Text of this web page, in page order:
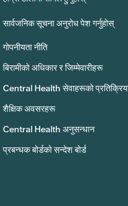
सार्वजनिक सूचना अनुरोध पेश गर्नुहोस्
गोपनीयता नीति
बिरामीको अधिकार र जिम्मेवारीहरू
Central Health सेवाहरूको
शैक्षिक अवसरहरू
Central Health अनुसन्धान
प्रबन्धक बोर्डको सन्देश बोर्ड